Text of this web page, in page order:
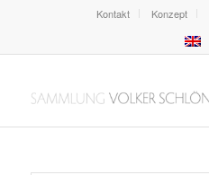
Kontakt Konzept